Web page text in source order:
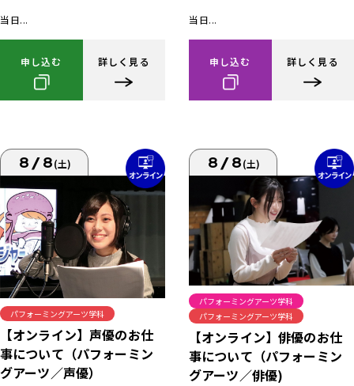
当日...
申し込む 詳しく見る
当日...
申し込む 詳しく見る
8/8(土)
パフォーミングアーツ学科
【オンライン】声優のお仕
事について（パフォーミン
グアーツ／声優）
8/8(土)
パフォーミングアーツ学科
パフォーミングアーツ学科
【オンライン】俳優のお仕
事について（パフォーミン
グアーツ／俳優)